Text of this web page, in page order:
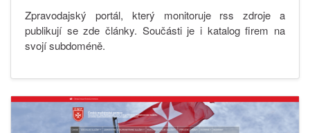
Zpravodajský portál, který monitoruje rss zdroje a
publikují se zde články. Součásti je i katalog firem na
svojí subdoméně.